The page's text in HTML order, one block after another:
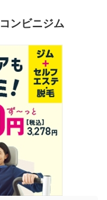
コンビニジム